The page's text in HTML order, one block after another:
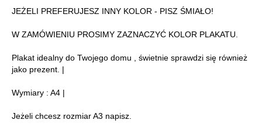
JEŻELI PREFERUJESZ INNY KOLOR - PISZ ŚMIAŁO!
W ZAMÓWIENIU PROSIMY ZAZNACZYĆ KOLOR PLAKATU.
Plakat idealny do Twojego domu , świetnie sprawdzi się również
jako prezent. |
Wymiary : A4 |
Jeżeli chcesz rozmiar A3 napisz.